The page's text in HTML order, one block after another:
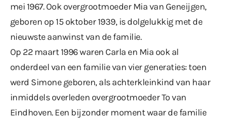
mei 1967. Ook overgrootmoeder Mia van Geneijgen,
geboren op 15 oktober 1939, is dolgelukkig met de
nieuwste aanwinst van de familie.
Op 22 maart 1996 waren Carla en Mia ook al
onderdeel van een familie van vier generaties: toen
werd Simone geboren, als achterkleinkind van haar
inmiddels overleden overgrootmoeder To van
Eindhoven. Een bijzonder moment waar de familie